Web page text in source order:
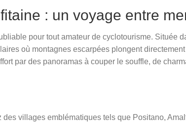
: un voyage entre
pour tout amateur de cyclotourisme. Située
où montagnes escarpées plongent
par des panoramas à couper le souffle, de
villages emblématiques tels que Positano,